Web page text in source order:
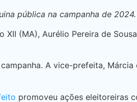
pública na campanha de 2024.
XII (MA), Aurélio Pereira de
A vice-prefeita, Márcia
promoveu ações eleitoreiras